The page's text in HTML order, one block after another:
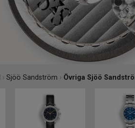
› Sjöö Sandström › Övriga Sjöö